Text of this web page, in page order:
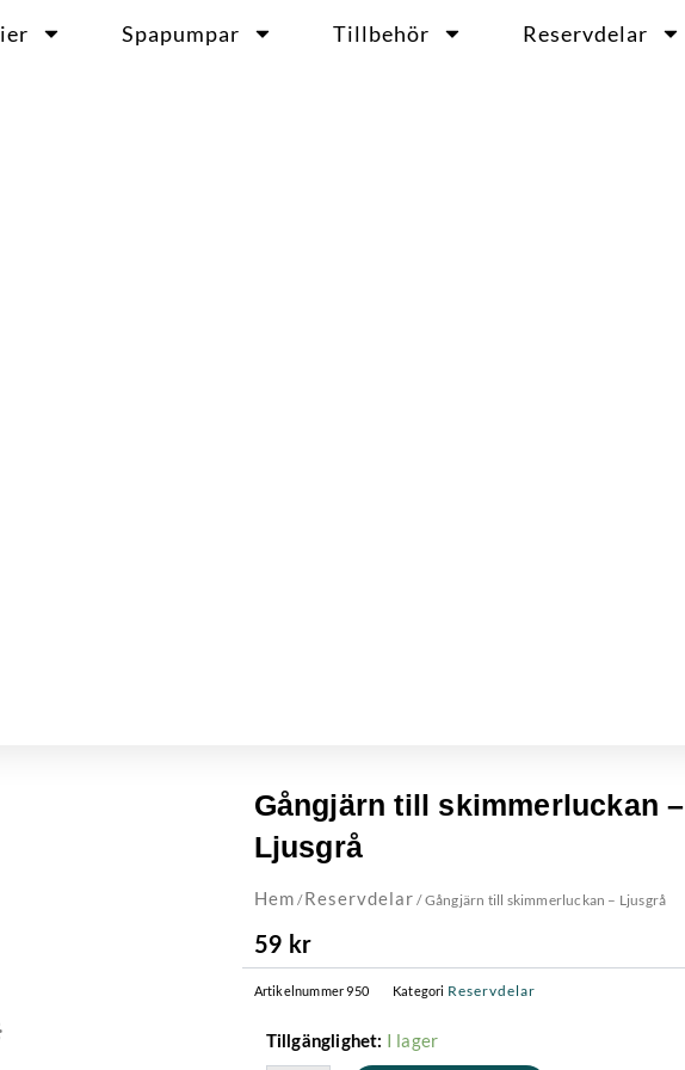
Spapumpar Tillbehör Reservdelar
Gångjärn till skimmerluckan –
Ljusgrå
Hem /Reservdelar / Gångjärn till skimmerluckan – Ljusgrå
59 kr
Artikelnummer950 Kategori Reservdelar
Tillgänglighet: I lager
Gångjärn
till